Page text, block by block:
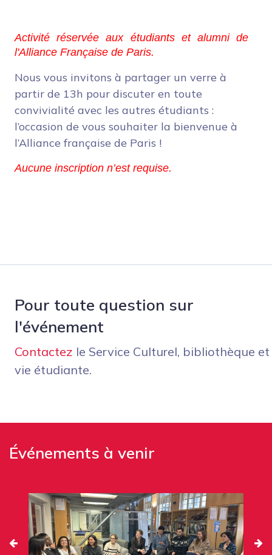
Activité réservée aux étudiants et alumni de
l'Alliance Française de Paris.
Nous vous invitons à partager un verre à
partir de 13h pour discuter en toute
convivialité avec les autres étudiants :
l’occasion de vous souhaiter la bienvenue à
l’Alliance française de Paris !
Aucune inscription n’est requise.
Pour toute question sur
l'événement
Contactez le Service Culturel, bibliothèque et
vie étudiante.
Événements à venir